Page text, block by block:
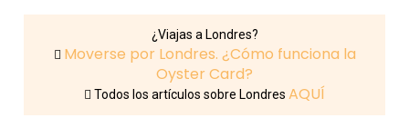
¿Viajas a Londres?
Moverse por Londres. ¿Cómo funciona la
Oyster Card?
Todos los artículos sobre Londres AQUÍ